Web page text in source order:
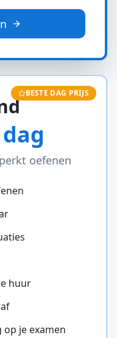
BESTE DAG PRIJS
oefenen
huur
je examen